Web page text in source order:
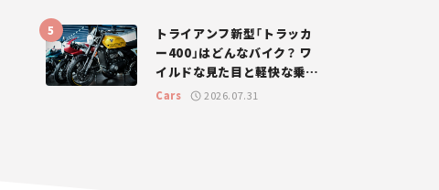
トライアンフ新型「トラッカ
ー400」はどんなバイク？ ワ
イルドな見た目と軽快な乗り
味を両立した400ccフラット
Cars 2026.07.31